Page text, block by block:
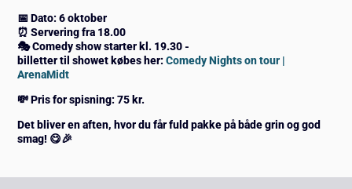
📅 Dato: 6 oktober
⏰ Servering fra 18.00
🎭 Comedy show starter kl. 19.30 -
billetter til showet købes her:Comedy Nights on tour |
ArenaMidt
💸 Pris for spisning: 75 kr.
Det bliver en aften, hvor du får fuld pakke på både grin og god
smag! 😋🎉